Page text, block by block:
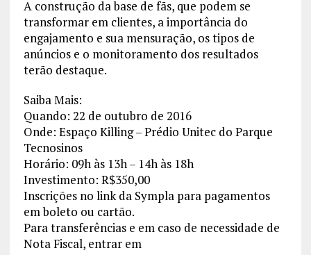
A construção da base de fãs, que podem se
transformar em clientes, a importância do
engajamento e sua mensuração, os tipos de
anúncios e o monitoramento dos resultados
terão destaque.
Saiba Mais:
Quando: 22 de outubro de 2016
Onde: Espaço Killing – Prédio Unitec do Parque
Tecnosinos
Horário: 09h às 13h – 14h às 18h
Investimento: R$350,00
Inscrições no link da Sympla para pagamentos
em boleto ou cartão.
Para transferências e em caso de necessidade de
Nota Fiscal, entrar em